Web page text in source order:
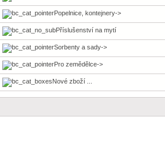
Popelnice, kontejnery->
Příslušenství na mytí
Sorbenty a sady->
Pro zemědělce->
Nové zboží ...